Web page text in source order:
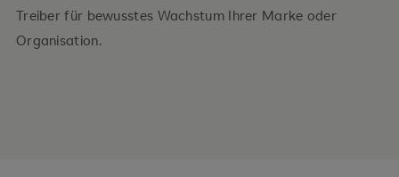
Treiber für bewusstes Wachstum Ihrer Marke oder
Organisation.